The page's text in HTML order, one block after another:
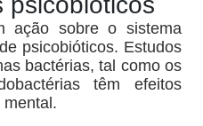
ação sobre o sistema
psicobióticos. Estudos
bactérias, tal como os
têm efeitos
mental.